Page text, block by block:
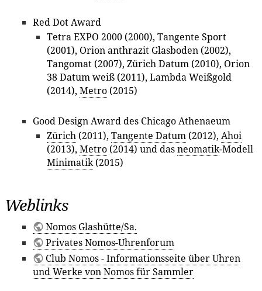
Red Dot Award
Tetra EXPO 2000 (2000), Tangente Sport
(2001), Orion anthrazit Glasboden (2002),
Tangomat (2007), Zürich Datum (2010), Orion
38 Datum weiß (2011), Lambda Weißgold
(2014), Metro (2015)
Good Design Award des Chicago Athenaeum
Zürich (2011), Tangente Datum (2012), Ahoi
(2013), Metro (2014) und dasneomatik-Modell
Minimatik(2015)
Weblinks
Nomos Glashütte/Sa.
Privates Nomos-Uhrenforum
Club Nomos - Informationsseite über Uhren
und Werke von Nomos für Sammler